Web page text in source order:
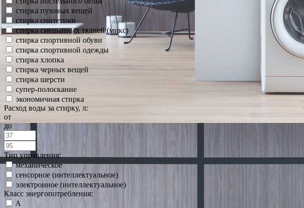
стирка пуховых вещей
стирка синтетики
стирка смешанных тканей (микс)
стирка спортивной обуви
стирка спортивной одежды
стирка хлопка
стирка черных вещей
стирка шерсти
супер-полоскание
экономичная стирка
Расход воды за стирку, л:
от
до
Тип управления:
механическое
сенсорное (интеллектуальное)
электронное (интеллектуальное)
Класс энергопотребления:
A